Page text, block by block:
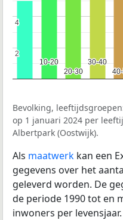
10-20
10-20
20-30
20-30
30-40
30-40
2
2
4
4
Bevolking,
op 1 januari 2024 per
Albertpark (Oostwijk).
Als maatwerk kan een
gegevens over het
geleverd worden. De
de periode 1990 tot en
inwoners per levensjaar.